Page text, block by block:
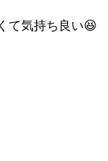
て気持ち良い😆